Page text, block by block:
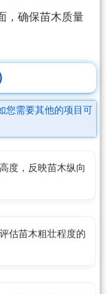
，确保苗木质量
您需要其他的项目可
度，反映苗木纵向
估苗木粗壮程度的